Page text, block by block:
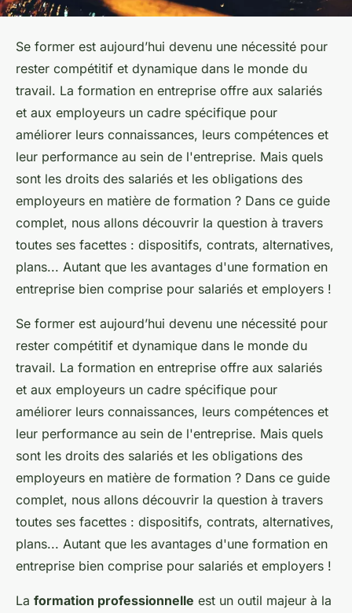
Se former est aujourd’hui devenu une nécessité pour
rester compétitif et dynamique dans le monde du
travail. La formation en entreprise offre aux salariés
et aux employeurs un cadre spécifique pour
améliorer leurs connaissances, leurs compétences et
leur performance au sein de l'entreprise. Mais quels
sont les droits des salariés et les obligations des
employeurs en matière de formation ? Dans ce guide
complet, nous allons découvrir la question à travers
toutes ses facettes : dispositifs, contrats, alternatives,
plans... Autant que les avantages d'une formation en
entreprise bien comprise pour salariés et employers !
Se former est aujourd’hui devenu une nécessité pour
rester compétitif et dynamique dans le monde du
travail. La formation en entreprise offre aux salariés
et aux employeurs un cadre spécifique pour
améliorer leurs connaissances, leurs compétences et
leur performance au sein de l'entreprise. Mais quels
sont les droits des salariés et les obligations des
employeurs en matière de formation ? Dans ce guide
complet, nous allons découvrir la question à travers
toutes ses facettes : dispositifs, contrats, alternatives,
plans... Autant que les avantages d'une formation en
entreprise bien comprise pour salariés et employers !
La formation professionnelle est un outil majeur à la